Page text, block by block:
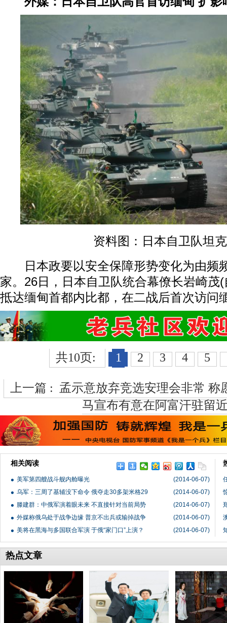
资料图：日本自卫队坦克
日本政要以安全保障形势变化为由频
家。26日，日本自卫队统合幕僚长岩崎茂
抵达缅甸首都内比都，在二战后首次访问
共10页: 1 2 3 4 5
上一篇 : 孟示意放弃竞选安理会非常 称
马宣布有意在阿富汗驻留
相关阅读
(2014-06-07)
美军第四艘战斗舰内舱曝光
(2014-06-07)
乌军：三周了基辅没下命令 俄夺走30多架米格29
(2014-06-07)
滕建群：中俄军演着眼未来 不直接针对当前局势
(2014-06-07)
外媒称俄乌处于战争边缘 普京不出兵或输掉战争
(2014-06-07)
美将在黑海与多国联合军演 于俄“家门口”上演？
热点文章